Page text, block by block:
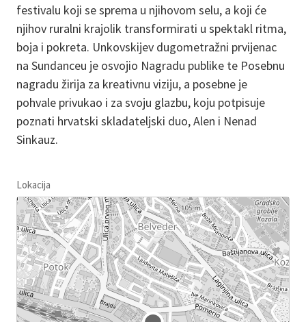
festivalu koji se sprema u njihovom selu, a koji će
njihov ruralni krajolik transformirati u spektakl ritma,
boja i pokreta. Unkovskijev dugometražni prvijenac
na Sundanceu je osvojio Nagradu publike te Posebnu
nagradu žirija za kreativnu viziju, a posebne je
pohvale privukao i za svoju glazbu, koju potpisuje
poznati hrvatski skladateljski duo, Alen i Nenad
Sinkauz.
Lokacija